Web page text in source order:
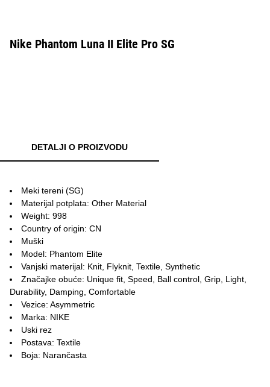
Nike Phantom Luna II Elite Pro SG
DETALJI O PROIZVODU
Meki tereni (SG)
Materijal potplata: Other Material
Weight: 998
Country of origin: CN
Muški
Model: Phantom Elite
Vanjski materijal: Knit, Flyknit, Textile, Synthetic
Značajke obuće: Unique fit, Speed, Ball control, Grip, Light,
Durability, Damping, Comfortable
Vezice: Asymmetric
Marka: NIKE
Uski rez
Postava: Textile
Boja: Narančasta